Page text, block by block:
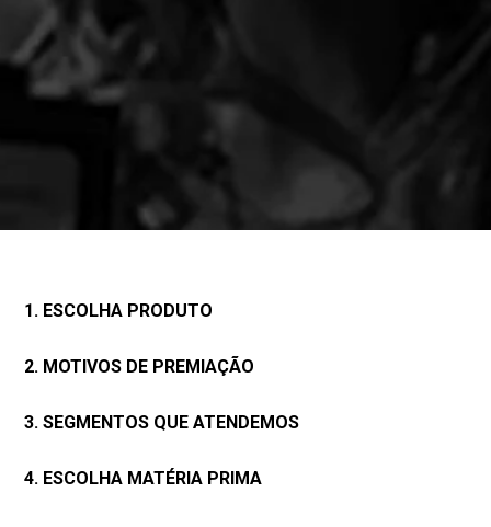
1. ESCOLHA PRODUTO
2. MOTIVOS DE PREMIAÇÃO
3. SEGMENTOS QUE ATENDEMOS
4. ESCOLHA MATÉRIA PRIMA